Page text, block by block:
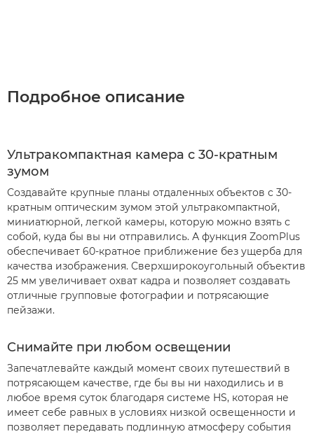
Подробное описание
Ультракомпактная камера с 30-кратным
зумом
Создавайте крупные планы отдаленных объектов с 30-
кратным оптическим зумом этой ультракомпактной,
миниатюрной, легкой камеры, которую можно взять с
собой, куда бы вы ни отправились. А функция ZoomPlus
обеспечивает 60-кратное приближение без ущерба для
качества изображения. Сверхширокоугольный объектив
25 мм увеличивает охват кадра и позволяет создавать
отличные групповые фотографии и потрясающие
пейзажи.
Снимайте при любом освещении
Запечатлевайте каждый момент своих путешествий в
потрясающем качестве, где бы вы ни находились и в
любое время суток благодаря системе HS, которая не
имеет себе равных в условиях низкой освещенности и
позволяет передавать подлинную атмосферу события